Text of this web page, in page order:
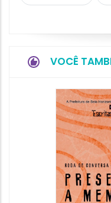
VOCÊ